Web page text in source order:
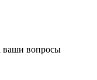
ваши вопросы